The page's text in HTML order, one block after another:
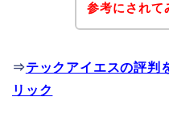
参考にされて
⇒テックアイエスの評判
リック